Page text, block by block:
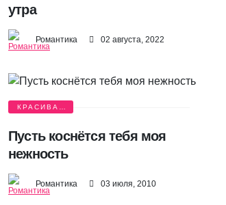
утра
Романтика 02 августа, 2022
КРАСИВАЯ
Пусть коснётся тебя моя
нежность
Романтика 03 июля, 2010